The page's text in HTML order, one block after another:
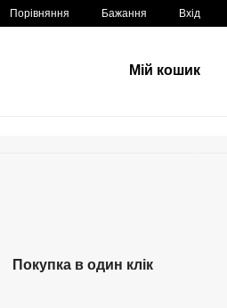
Порівняння Бажання Вхід
Мій кошик
Покупка в один клік